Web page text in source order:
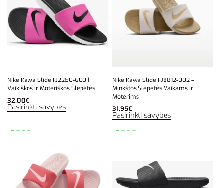
Nike Kawa Slide FJ2250-600 |
Vaikiškos ir Moteriškos Šlepetės
32,00€
Pasirinkti savybes
Nike Kawa Slide FJ8812-002 –
Minkštos Šlepetės Vaikams ir
Moterims
31,95€
Pasirinkti savybes